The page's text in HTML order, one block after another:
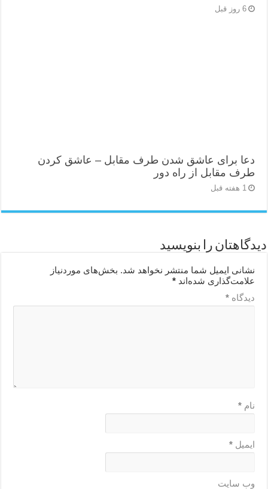
6 روز قبل
دعا برای عاشق شدن طرف مقابل – عاشق کردن
طرف مقابل از راه دور
1 هفته قبل
دیدگاهتان را بنویسید
نشانی ایمیل شما منتشر نخواهد شد. بخش‌های موردنیاز
علامت‌گذاری شده‌اند*
دیدگاه*
نام*
ایمیل*
وب‌ سایت